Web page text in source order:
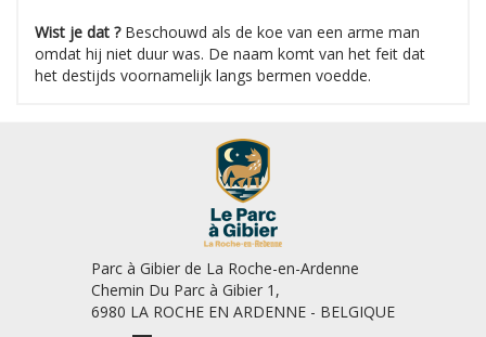
Wist je dat ?Beschouwd als de koe van een arme man
omdat hij niet duur was. De naam komt van het feit dat
het destijds voornamelijk langs bermen voedde.
Parc à Gibier de La Roche-en-Ardenne
Chemin Du Parc à Gibier 1,
6980 LA ROCHE EN ARDENNE - BELGIQUE